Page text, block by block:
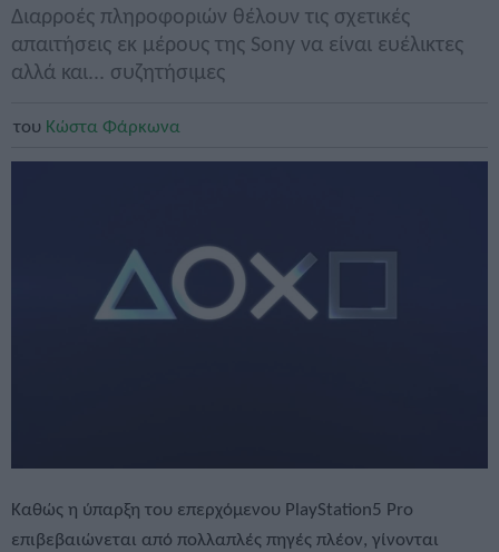
Διαρροές πληροφοριών θέλουν τις σχετικές
απαιτήσεις εκ μέρους της Sony να είναι ευέλικτες
αλλά και... συζητήσιμες
του Κώστα Φάρκωνα
Καθώς η ύπαρξη του επερχόμενου PlayStation5 Pro
επιβεβαιώνεται από πολλαπλές πηγές πλέον, γίνονται